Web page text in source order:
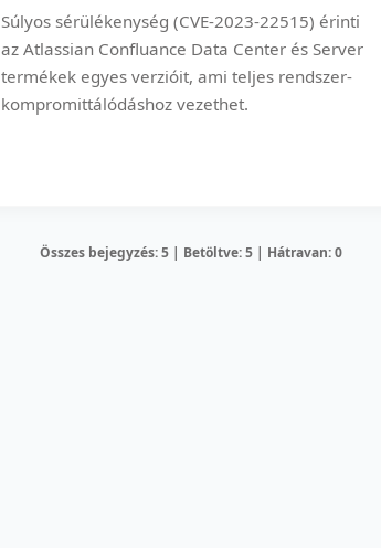
Súlyos sérülékenység (CVE-2023-22515) érinti
az Atlassian Confluance Data Center és Server
termékek egyes verzióit, ami teljes rendszer-
kompromittálódáshoz vezethet.
Összes bejegyzés: 5 | Betöltve: 5 | Hátravan: 0